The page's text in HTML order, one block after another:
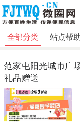
全部分类 站点帮助
范家屯阳光城市广
礼品赠送